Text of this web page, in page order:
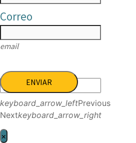
Correo
email
ENVIAR
keyboard_arrow_leftPrevious
Nextkeyboard_arrow_right
×